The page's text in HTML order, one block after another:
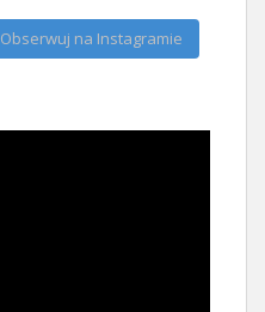
Obserwuj na Instagramie